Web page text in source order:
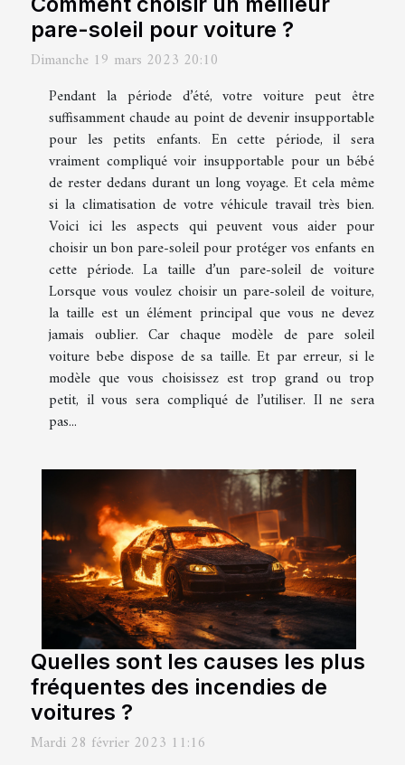
pare-soleil pour voiture ?
Dimanche 19 mars 2023 20:10
Pendant la période d’été, votre voiture peut être
suffisamment chaude au point de devenir insupportable
pour les petits enfants. En cette période, il sera
vraiment compliqué voir insupportable pour un bébé
de rester dedans durant un long voyage. Et cela même
si la climatisation de votre véhicule travail très bien.
Voici ici les aspects qui peuvent vous aider pour
choisir un bon pare-soleil pour protéger vos enfants en
cette période. La taille d’un pare-soleil de voiture
Lorsque vous voulez choisir un pare-soleil de voiture,
la taille est un élément principal que vous ne devez
jamais oublier. Car chaque modèle de pare soleil
voiture bebe dispose de sa taille. Et par erreur, si le
modèle que vous choisissez est trop grand ou trop
petit, il vous sera compliqué de l’utiliser. Il ne sera
pas...
Quelles sont les causes les plus
fréquentes des incendies de
voitures ?
Mardi 28 février 2023 11:16